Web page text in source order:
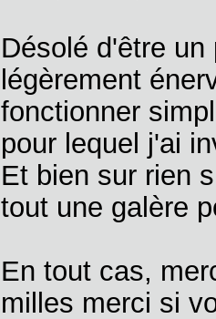
Désolé d'être
légèrement
fonctionner
pour lequel j'ai
Et bien sur rien
tout une galère
En tout cas,
milles merci si